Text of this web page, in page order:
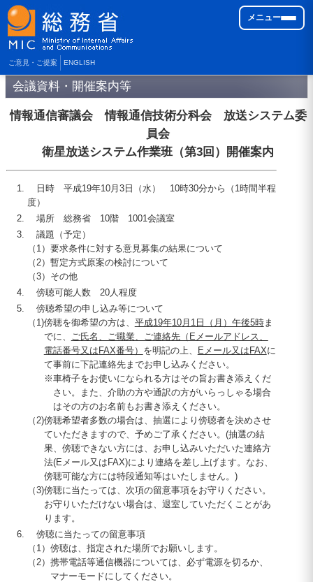
ご意見・ご提案 ENGLISH
メニュー
会議資料・開催案内等
情報通信審議会 情報通信技術分科会 放送システム委
員会
衛星放送システム作業班（第3回）開催案内
日時 平成19年10月3日（水） 10時30分から（1時間半程
度）
場所 総務省 10階 1001会議室
議題（予定）
（1） 要求条件に対する意見募集の結果について
（2） 暫定方式原案の検討について
（3） その他
傍聴可能人数 20人程度
傍聴希望の申し込み等について
（1)傍聴を御希望の方は、 平成19年10月1日（月）午後5時ま
でに、 ご氏名、ご職業、ご連絡先（Eメールアドレス、
電話番号又は FAX番号） を明記の上、 Eメール又は FAXに
て事前に下記連絡先までお申し込みください。
※車椅子をお使いになられる方はその旨お書き添えくだ
さい。また、介助の方や通訳の方がいらっしゃる場合
はその方のお名前もお書き添えください。
（2)傍聴希望者多数の場合は、抽選により傍聴者を決めさせ
ていただきますので、予めご了承ください。(抽選の結
果、傍聴できない方には、お申し込みいただいた連絡方
法(Eメール又は FAX)により連絡を差し上げます。なお、
傍聴可能な方には特段通知等はいたしません。)
（3)傍聴に当たっては、次項の留意事項をお守りください。
お守りいただけない場合は、退室していただくことがあ
ります。
傍聴に当たっての留意事項
（1） 傍聴は、指定された場所でお願いします。
（2） 携帯電話等通信機器については、必ず電源を切るか、
マナーモードにしてください。